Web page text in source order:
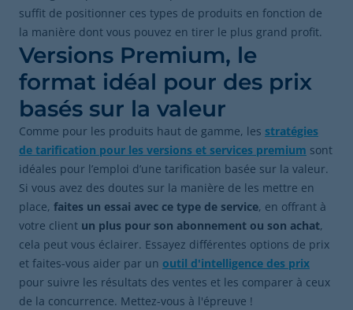
suffit de positionner ces types de produits en fonction de
la manière dont vous pouvez en tirer le plus grand profit.
Versions Premium, le
format idéal pour des prix
basés sur la valeur
Comme pour les produits haut de gamme, les stratégies
de tarification pour les versions et services premium sont
idéales pour l’emploi d’une tarification basée sur la valeur.
Si vous avez des doutes sur la manière de les mettre en
place, faites un essai avec ce type de service, en offrant à
votre client un plus pour son abonnement ou son achat,
cela peut vous éclairer. Essayez différentes options de prix
et faites-vous aider par un outil d'intelligence des prix
pour suivre les résultats des ventes et les comparer à ceux
de la concurrence. Mettez-vous à l'épreuve !